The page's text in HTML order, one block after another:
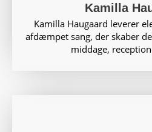
Kamilla
Kamilla Haugaard leverer
afdæmpet sang, der skaber
middage,